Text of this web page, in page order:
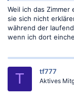
Weil ich das
sie sich nicht
während der
wenn ich dort
T tf777
Aktives